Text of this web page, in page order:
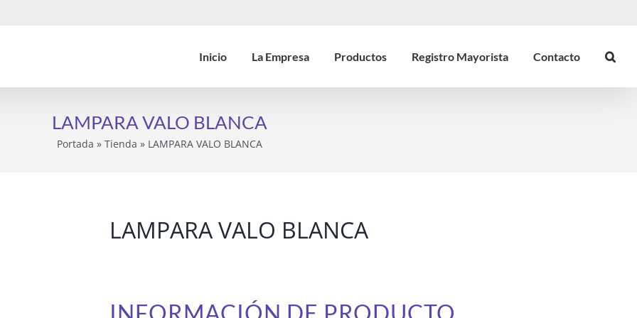
Inicio La Empresa Productos Registro Mayorista Contacto
LAMPARA VALO BLANCA
Portada » Tienda » LAMPARA VALO BLANCA
LAMPARA VALO BLANCA